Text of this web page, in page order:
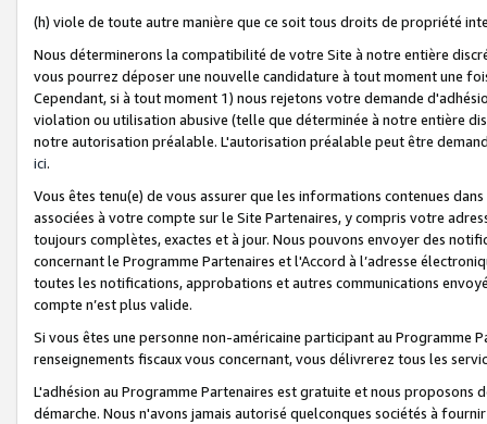
(h) viole de toute autre manière que ce soit tous droits de propriété
Nous déterminerons la compatibilité de votre Site à notre entière
vous pourrez déposer une nouvelle candidature à tout moment une
Cependant, si à tout moment 1) nous rejetons votre demande
violation ou utilisation abusive (telle que déterminée à notre entière
notre autorisation préalable. L'autorisation préalable peut être
ici.
Vous êtes tenu(e) de vous assurer que les informations contenues
associées à votre compte sur le Site Partenaires, y compris votre
toujours complètes, exactes et à jour. Nous pouvons envoyer des
concernant le Programme Partenaires et l'Accord à l’adresse
toutes les notifications, approbations et autres communications
compte n’est plus valide.
Si vous êtes une personne non-américaine participant au
renseignements fiscaux vous concernant, vous délivrerez tous les
L'adhésion au Programme Partenaires est gratuite et nous proposons
démarche. Nous n'avons jamais autorisé quelconques sociétés à